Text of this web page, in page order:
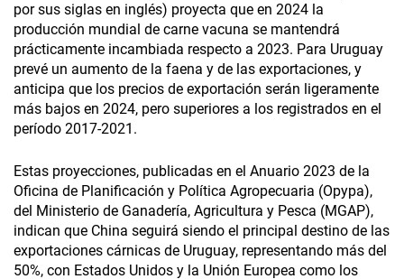
por sus siglas en inglés) proyecta que en 2024 la
producción mundial de carne vacuna se mantendrá
prácticamente incambiada respecto a 2023. Para Uruguay
prevé un aumento de la faena y de las exportaciones, y
anticipa que los precios de exportación serán ligeramente
más bajos en 2024, pero superiores a los registrados en el
período 2017-2021.
Estas proyecciones, publicadas en el Anuario 2023 de la
Oficina de Planificación y Política Agropecuaria (Opypa),
del Ministerio de Ganadería, Agricultura y Pesca (MGAP),
indican que China seguirá siendo el principal destino de las
exportaciones cárnicas de Uruguay, representando más del
50%, con Estados Unidos y la Unión Europea como los